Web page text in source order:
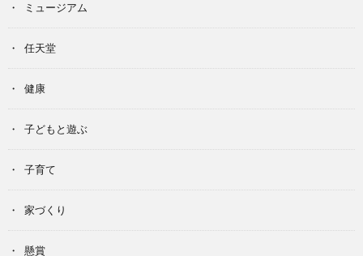
ミュージアム
任天堂
健康
子どもと遊ぶ
子育て
家づくり
懸賞